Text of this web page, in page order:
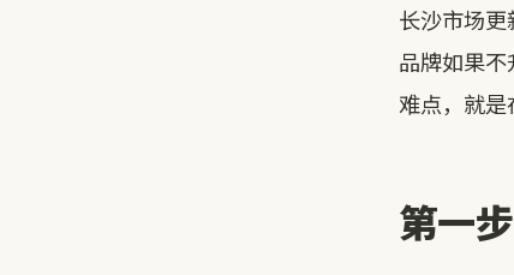
长沙市场
品牌如果
难点，就
第一